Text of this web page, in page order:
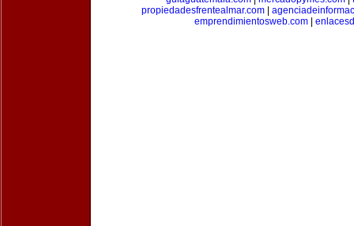
propiedadesfrentealmar.com
emprendimientosweb.com